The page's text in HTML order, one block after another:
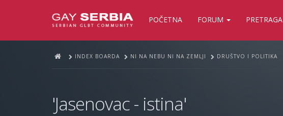
POČETNA FORUM PRETRAGA
INDEX BOARDA NI NA NEBU NI NA ZEMLJI DRUŠTVO I POLITIKA
'Jasenovac - istina'